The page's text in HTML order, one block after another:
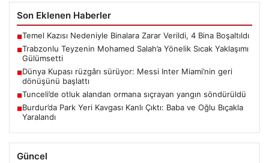
Son Eklenen Haberler
■Temel Kazısı Nedeniyle Binalara Zarar Verildi, 4 Bina Boşaltıldı
■Trabzonlu Teyzenin Mohamed Salah’a Yönelik Sıcak Yaklaşımı
Gülümsetti
■Dünya Kupası rüzgârı sürüyor: Messi Inter Miami’nin geri
dönüşünü başlattı
■Tunceli’de otluk alandan ormana sıçrayan yangın söndürüldü
■Burdur’da Park Yeri Kavgası Kanlı Çıktı: Baba ve Oğlu Bıçakla
Yaralandı
Güncel